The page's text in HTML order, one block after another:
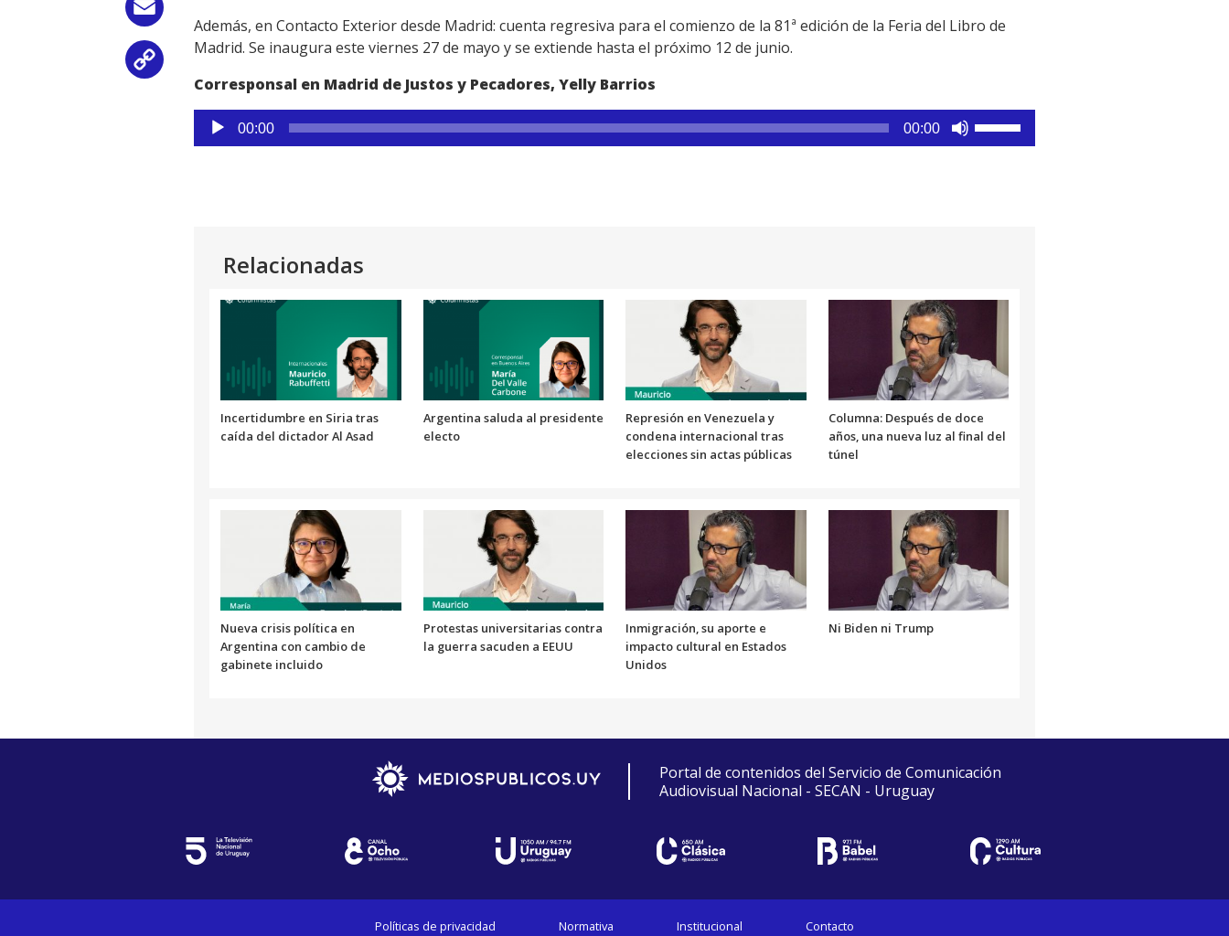
Además, en Contacto Exterior desde Madrid: cuenta regresiva para el comienzo de la 81ª edición de la Feria del Libro de
Madrid. Se inaugura este viernes 27 de mayo y se extiende hasta el próximo 12 de junio.
Corresponsal en Madrid de Justos y Pecadores, Yelly Barrios
Reproductor
de
00:00 00:00
disminuir
volumen.
Relacionadas
Incertidumbre en Siria tras
caída del dictador Al Asad
Argentina saluda al presidente
electo
Represión en Venezuela y
condena internacional tras
elecciones sin actas públicas
Columna: Después de doce
años, una nueva luz al final del
túnel
Nueva crisis política en
Argentina con cambio de
gabinete incluido
Protestas universitarias contra
la guerra sacuden a EEUU
Inmigración, su aporte e
impacto cultural en Estados
Unidos
Ni Biden ni Trump
Portal de contenidos del Servicio de Comunicación
Audiovisual Nacional - SECAN - Uruguay
Políticas de privacidad Normativa Institucional Contacto